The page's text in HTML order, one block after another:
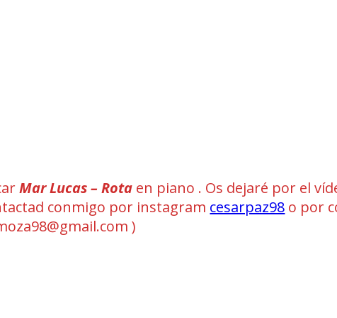
Mar Lucas – Rota en piano . Os dejaré por el
conmigo por instagram cesarpaz98 o por
)